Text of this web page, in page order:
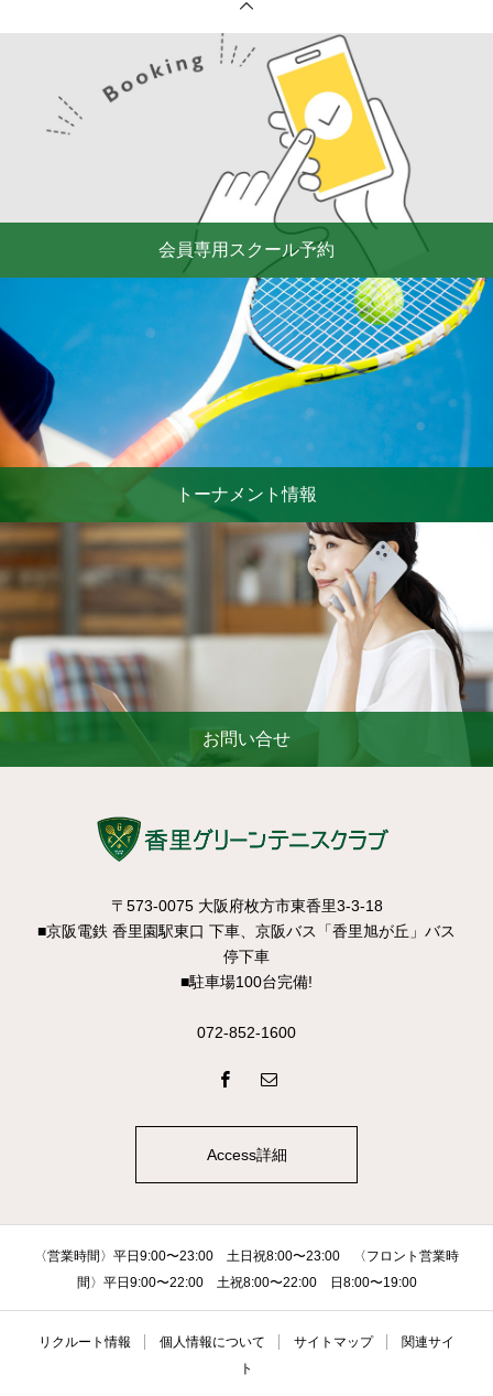
会員専用スクール予約
トーナメント情報
お問い合せ
〒573-0075 大阪府枚方市東香里3-3-18
■京阪電鉄 香里園駅東口 下車、京阪バス「香里旭が丘」バス
停下車
■駐車場100台完備!
072-852-1600
Access詳細
〈営業時間〉平日9:00〜23:00 土日祝8:00〜23:00 〈フロント営業時
間〉平日9:00〜22:00 土祝8:00〜22:00 日8:00〜19:00
リクルート情報 個人情報について サイトマップ
関連サイ
ト